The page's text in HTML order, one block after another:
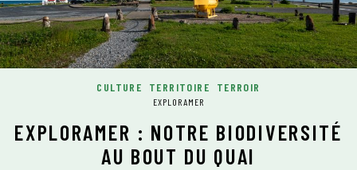
CULTURE TERRITOIRE TERROIR
EXPLORAMER
EXPLORAMER : NOTRE BIODIVERSITÉ
AU BOUT DU QUAI